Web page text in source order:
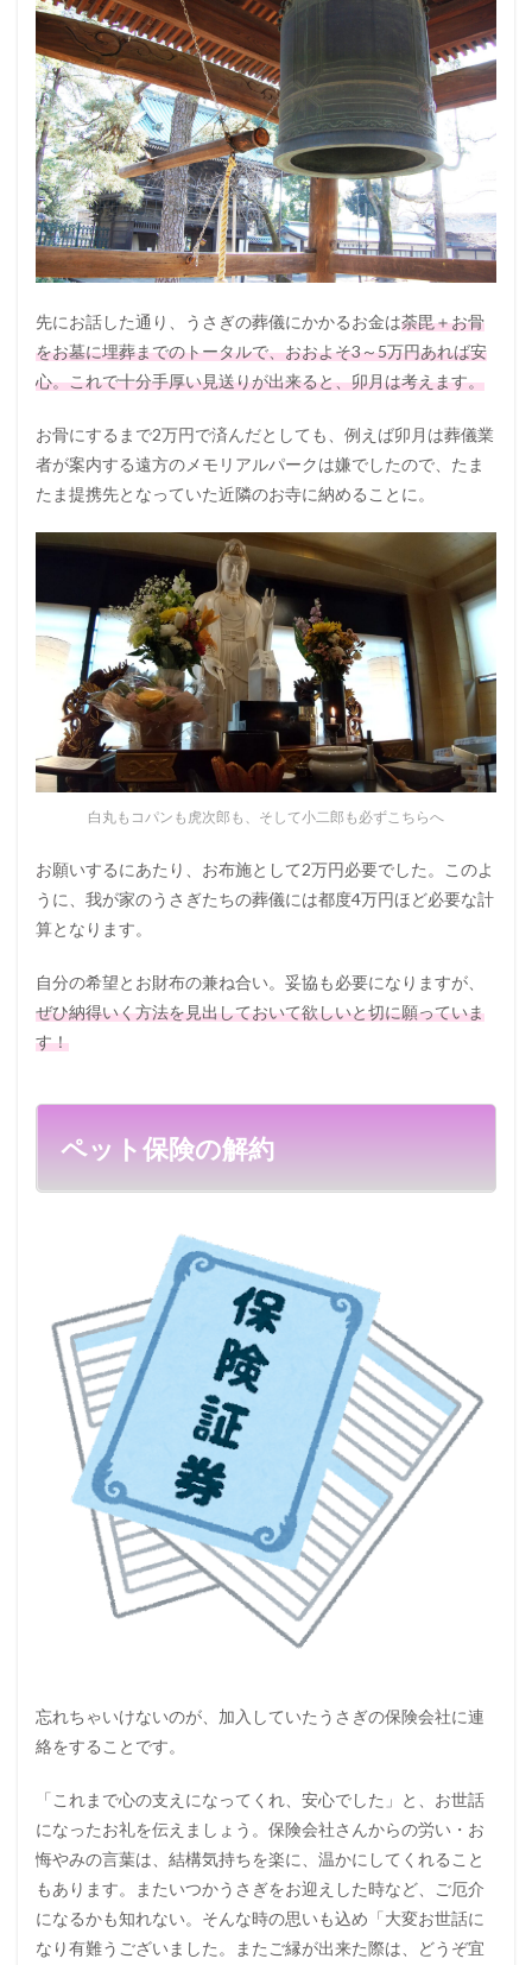
先にお話した通り、うさぎの葬儀にかかるお金は荼毘＋お骨
をお墓に埋葬までのトータルで、おおよそ3～5万円あれば安
心。これで十分手厚い見送りが出来ると、卯月は考えます。
お骨にするまで2万円で済んだとしても、例えば卯月は葬儀業
者が案内する遠方のメモリアルパークは嫌でしたので、たま
たま提携先となっていた近隣のお寺に納めることに。
白丸もコパンも虎次郎も、そして小二郎も必ずこちらへ
お願いするにあたり、お布施として2万円必要でした。このよ
うに、我が家のうさぎたちの葬儀には都度4万円ほど必要な計
算となります。
自分の希望とお財布の兼ね合い。妥協も必要になりますが、
ぜひ納得いく方法を見出しておいて欲しいと切に願っていま
す！
ペット保険の解約
忘れちゃいけないのが、加入していたうさぎの保険会社に連
絡をすることです。
「これまで心の支えになってくれ、安心でした」と、お世話
になったお礼を伝えましょう。保険会社さんからの労い・お
悔やみの言葉は、結構気持ちを楽に、温かにしてくれること
もあります。またいつかうさぎをお迎えした時など、ご厄介
になるかも知れない。そんな時の思いも込め「大変お世話に
なり有難うございました。またご縁が出来た際は、どうぞ宜